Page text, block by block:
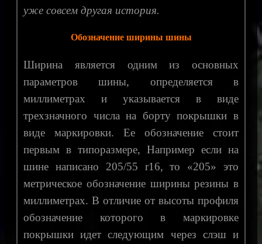
уже совсем другая история.
Обозначение ширины шины
Ширина является одним из основных
параметров шины, определяется в
миллиметрах и указывается в виде
трехзначного числа на борту покрышки в
виде маркировки. Ее обозначение стоит
первым в типоразмере, Например если на
шине написано 205/55 r16, то «205» это
метрическое обозначение ширины резины в
миллиметрах. В отличие от высоты профиля
обозначение которого в маркировке
покрышки идет следующим через слэш и